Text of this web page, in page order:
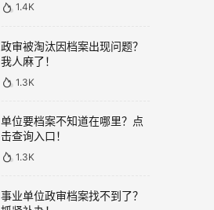
1.4K
政审被淘汰因档案出现问题？
我人麻了！
1.3K
单位要档案不知道在哪里？点
击查询入口！
1.3K
事业单位政审档案找不到了？